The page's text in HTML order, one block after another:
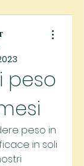
peso
peso in
in soli